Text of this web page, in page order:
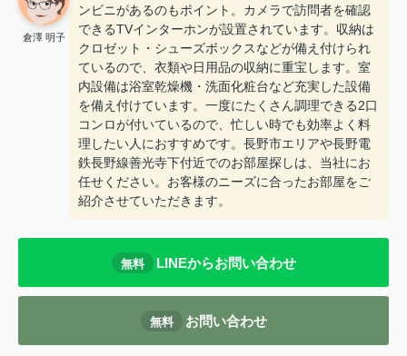
倉澤 明子
ンビニがあるのもポイント。カメラで訪問者を確認
できるTVインターホンが設置されています。収納は
クロゼット・シューズボックスなどが備え付けられ
ているので、衣類や日用品の収納に重宝します。室
内設備は浴室乾燥機・洗面化粧台など充実した設備
を備え付けています。一度にたくさん調理できる2口
コンロが付いているので、忙しい時でも効率よく料
理したい人におすすめです。長野市エリアや長野電
鉄長野線善光寺下付近でのお部屋探しは、当社にお
任せください。お客様のニーズに合ったお部屋をご
紹介させていただきます。
無料 LINEからお問い合わせ
無料 お問い合わせ